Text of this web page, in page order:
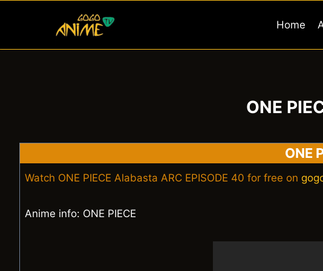
Home
ONE
ONE
Watch ONE PIECE Alabasta ARC EPISODE 40 for free on
Anime info: ONE PIECE